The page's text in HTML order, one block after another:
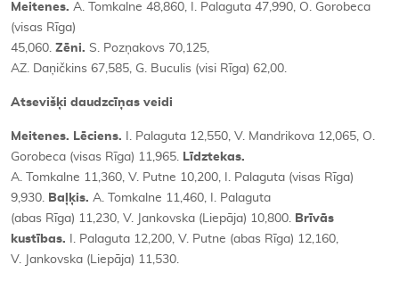
Meitenes. A. Tomkalne 48,860, I. Palaguta 47,990, O. Gorobeca
(visas Rīga)
45,060. Zēni. S. Pozņakovs 70,125,
AZ. Daņičkins 67,585, G. Buculis (visi Rīga) 62,00.
Atsevišķi daudzcīņas veidi
Meitenes. Lēciens. I. Palaguta 12,550, V. Mandrikova 12,065, O.
Gorobeca (visas Rīga) 11,965. Līdztekas.
A. Tomkalne 11,360, V. Putne 10,200, I. Palaguta (visas Rīga)
9,930. Baļķis. A. Tomkalne 11,460, I. Palaguta
(abas Rīga) 11,230, V. Jankovska (Liepāja) 10,800. Brīvās
kustības. I. Palaguta 12,200, V. Putne (abas Rīga) 12,160,
V. Jankovska (Liepāja) 11,530.